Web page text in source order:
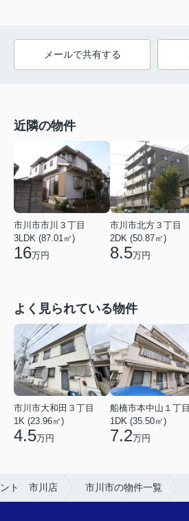
メールで共有する
近隣の物件
市川市市川３丁目
3LDK (87.01㎡)
16万円
市川市北方３丁目
2DK (50.87㎡)
8.5万円
よく見られている物件
市川市大和田３丁目
1K (23.96㎡)
4.5万円
船橋市本中山１丁目
1DK (35.50㎡)
7.2万円
ント 市川店 市川市の物件一覧